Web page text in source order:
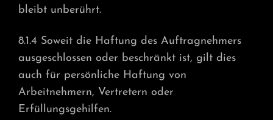
bleibt unberührt.
8.1.4 Soweit die Haftung des Auftragnehmers
ausgeschlossen oder beschränkt ist, gilt dies
auch für persönliche Haftung von
Arbeitnehmern, Vertretern oder
Erfüllungsgehilfen.